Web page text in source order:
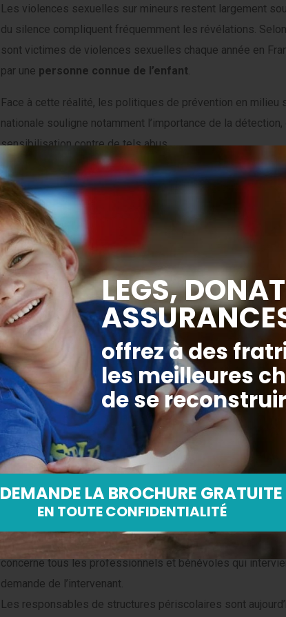
Les violences sexuelles sur mineurs restent largement
du silence compliquent fréquemment les révélations.
sont victimes de violences sexuelles chaque année en
par une personne connue de l’enfant.
Face à cette réalité, les politiques de prévention en milieu
nationale souligne notamment l’importance de la
sensibilisation contre de tels abus.
Les
enquêtes de climat scolairepermettent aussi de
harcèlement scolaire et de cyberharcèlement au sein des
Comment prévenir les
périscolaires ?
La vérification des antécédents du personnel
La vigilance requise passe par un recrutement rigoureux
structures scolaires et périscolaires doivent vérifier les
d’écarter certaines personnes condamnées pour des
d’enfants .
Le contrôle de certains fichiers judiciaires, comme le
les violences sexuelles sur mineurs.
est également un dispositif de
une vérification automatique des fichiers judiciaires
concerne tous les professionnels et bénévoles qui
demande de l’intervenant.
Les responsables de structures périscolaires sont